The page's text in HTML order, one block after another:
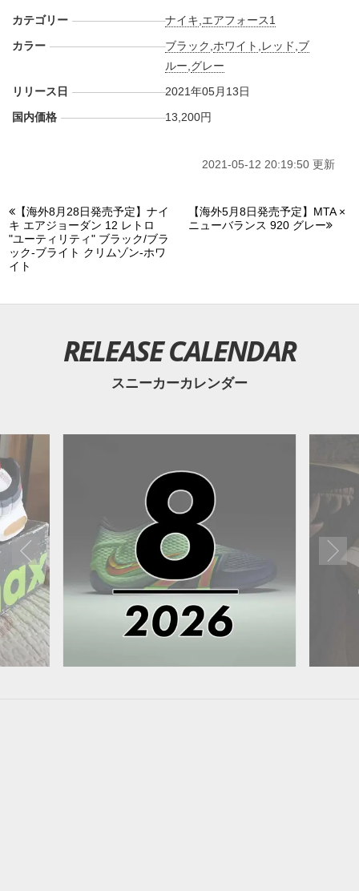
カテゴリー ナイキ エアフォース1
カラー
ブラック ホワイト レッド ブ
ルー グレー
リリース日
2021年05月13日
国内価格
13,200円
2021-05-12 20:19:50 更新
【海外8月28日発売予定】ナイ
キ エアジョーダン 12 レトロ
"ユーティリティ" ブラック/ブラ
ック-ブライト クリムゾン-ホワ
イト
【海外5月8日発売予定】MTA ×
ニューバランス 920 グレー
RELEASE CALENDAR
スニーカーカレンダー